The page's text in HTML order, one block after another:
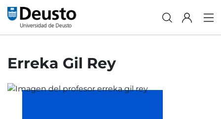
Erreka Gil Rey